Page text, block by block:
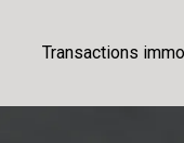
Transactions